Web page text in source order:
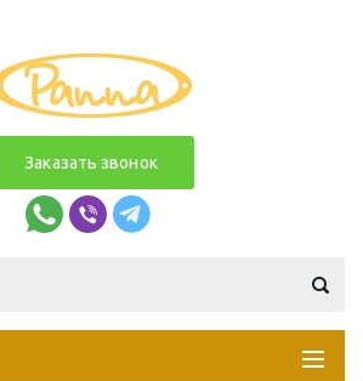
Заказать звонок